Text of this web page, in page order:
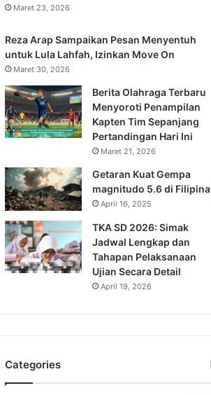
Maret 23, 2026
Reza Arap Sampaikan Pesan Menyentuh
untuk Lula Lahfah, Izinkan Move On
Maret 30, 2026
Berita Olahraga Terbaru
Menyoroti Penampilan
Kapten Tim Sepanjang
Pertandingan Hari Ini
Maret 21, 2026
Getaran Kuat Gempa
magnitudo 5.6 di Filipina
April 16, 2025
TKA SD 2026: Simak
Jadwal Lengkap dan
Tahapan Pelaksanaan
Ujian Secara Detail
April 19, 2026
Categories